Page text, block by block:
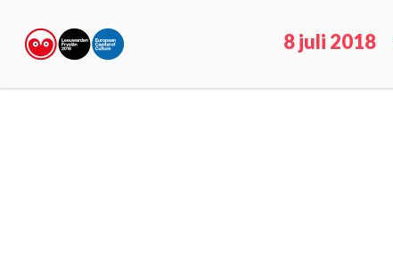
8 juli 2018